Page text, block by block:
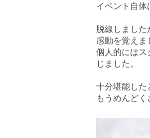
イベント自
脱線しまし
感動を覚えま
個人的にはス
じました。
十分堪能した
もうめんど